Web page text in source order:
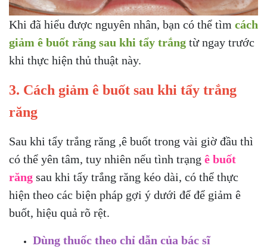
Khi đã hiểu được nguyên nhân, bạn có thể tìm cách
giảm ê buốt răng sau khi tẩy trắng từ ngay trước
khi thực hiện thủ thuật này.
3. Cách giảm ê buốt sau khi tẩy trắng
răng
Sau khi tẩy trắng răng ,ê buốt trong vài giờ đầu thì
có thể yên tâm, tuy nhiên nếu tình trạng ê buốt
răng sau khi tẩy trắng răng kéo dài, có thể thực
hiện theo các biện pháp gợi ý dưới để để giảm ê
buốt, hiệu quả rõ rệt.
Dùng thuốc theo chỉ dẫn của bác sĩ